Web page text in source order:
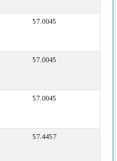
57.0045
57.0045
57.0045
57.4457